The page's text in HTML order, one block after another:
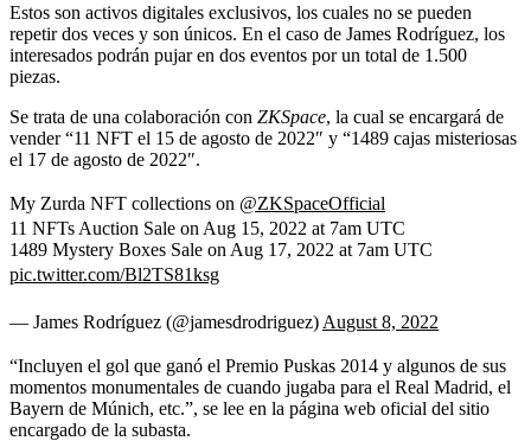
Estos son activos digitales exclusivos, los cuales no se pueden
repetir dos veces y son únicos. En el caso de James Rodríguez, los
interesados podrán pujar en dos eventos por un total de 1.500
piezas.
Se trata de una colaboración con ZKSpace, la cual se encargará de
vender “11 NFT el 15 de agosto de 2022″ y “1489 cajas misteriosas
el 17 de agosto de 2022″.
My Zurda NFT collections on @ZKSpaceOfficial
11 NFTs Auction Sale on Aug 15, 2022 at 7am UTC
1489 Mystery Boxes Sale on Aug 17, 2022 at 7am UTC
pic.twitter.com/Bl2TS81ksg
— James Rodríguez (@jamesdrodriguez) August 8, 2022
“Incluyen el gol que ganó el Premio Puskas 2014 y algunos de sus
momentos monumentales de cuando jugaba para el Real Madrid, el
Bayern de Múnich, etc.”, se lee en la página web oficial del sitio
encargado de la subasta.